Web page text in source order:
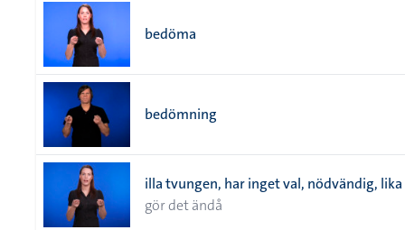
bedöma
bedömning
illa tvungen, har inget val, nödvändig,
gör det ändå